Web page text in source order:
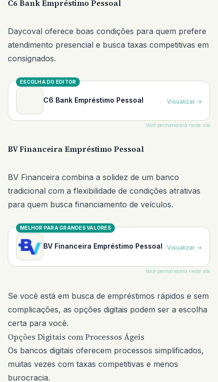
C6 Bank Empréstimo Pessoal
Daycoval oferece boas condições para quem prefere
atendimento presencial e busca taxas competitivas em
consignados.
ESCOLHA DO EDITOR
C6 Bank Empréstimo Pessoal Visualizar →
Você permanecerá neste site
BV Financeira Empréstimo Pessoal
BV Financeira combina a solidez de um banco
tradicional com a flexibilidade de condições atrativas
para quem busca financiamento de veículos.
MELHOR PARA GRANDES VALORES
BV Financeira Empréstimo Pessoal Visualizar →
Você permanecerá neste site
Se você está em busca de empréstimos rápidos e sem
complicações, as opções digitais podem ser a escolha
certa para você.
Opções Digitais com Processos Ágeis
Os bancos digitais oferecem processos simplificados,
muitas vezes com taxas competitivas e menos
burocracia.